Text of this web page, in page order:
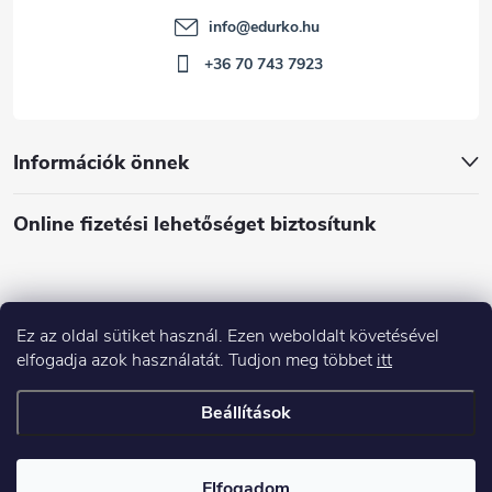
Ez az oldal sütiket használ. Ezen weboldalt követésével
elfogadja azok használatát. Tudjon meg többet itt
Beállítások
Információk önnek
Online fizetési lehetőséget biztosítunk
Á
r
u
info@edurko.hu
+36 70 743 7923
Copyright 2026Edurko.hu. Minden jog fenntartva.